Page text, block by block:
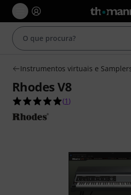
Instrumentos virtuais e
Rhodes V8
5.0 de 5 estrelas de
(1 )